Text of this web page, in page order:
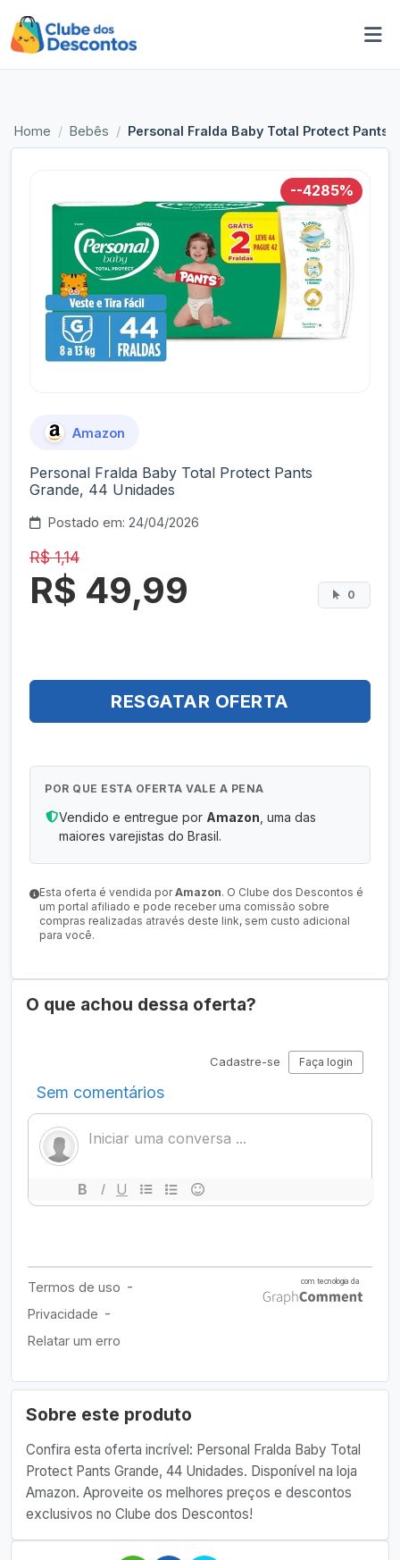
Home Bebês Personal Fralda Baby Total Protect Pants
--4285%
Amazon
Personal Fralda Baby Total Protect Pants
Grande, 44 Unidades
Postado em: 24/04/2026
R$ 1,14
R$ 49,99 0
RESGATAR OFERTA
POR QUE ESTA OFERTA VALE A PENA
Vendido e entregue por Amazon , uma das
maiores varejistas do Brasil.
Esta oferta é vendida porAmazon. O Clube dos Descontos é
um portal afiliado e pode receber uma comissão sobre
compras realizadas através deste link, sem custo adicional
para você.
Sobre este produto
Confira esta oferta incrível: Personal Fralda Baby Total
Protect Pants Grande, 44 Unidades. Disponível na loja
Amazon. Aproveite os melhores preços e descontos
exclusivos no Clube dos Descontos!
O que achou dessa oferta?